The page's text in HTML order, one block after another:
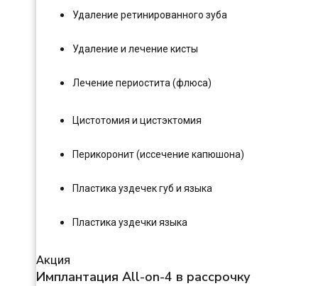
Удаление ретинированного зуба
Удаление и лечение кисты
Лечение периостита (флюса)
Цистотомия и цистэктомия
Перикоронит (иссечение капюшона)
Пластика уздечек губ и языка
Пластика уздечки языка
Акция
Имплантация All-on-4 в рассрочку